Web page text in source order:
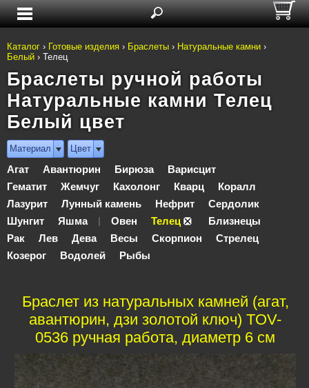
Каталог › Готовые изделия › Браслеты › Натуральные камни ›
Белый › Телец
Браслеты ручной работы
Натуральные камни Телец
Белый цвет
Материал Цвет
Агат Авантюрин Бирюза
Варисцит
Гематит
Жемчуг Кахолонг Кварц
Коралл
Лазурит
Лунный камень Нефрит
Сердолик
Шунгит
Яшма Овен Телец
Близнецы
Рак
Лев Дева Весы Скорпион
Стрелец
Козерог
Водолей Рыбы
Браслет из натуральных камней (агат,
авантюрин, дзи золотой ключ) TOV-
0536 ручная работа, диаметр 6 см